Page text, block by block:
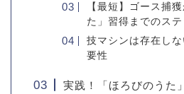
【最短】ゴース捕
た」習得までのス
技マシンは存在し
要性
実践！「ほろびのうた